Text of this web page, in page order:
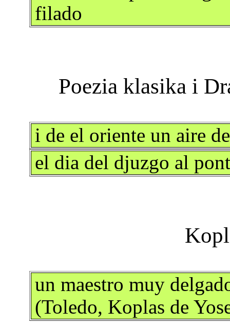
filado
i de el oriente un aire
el dia del djuzgo al
un maestro muy
(Toledo, Koplas de